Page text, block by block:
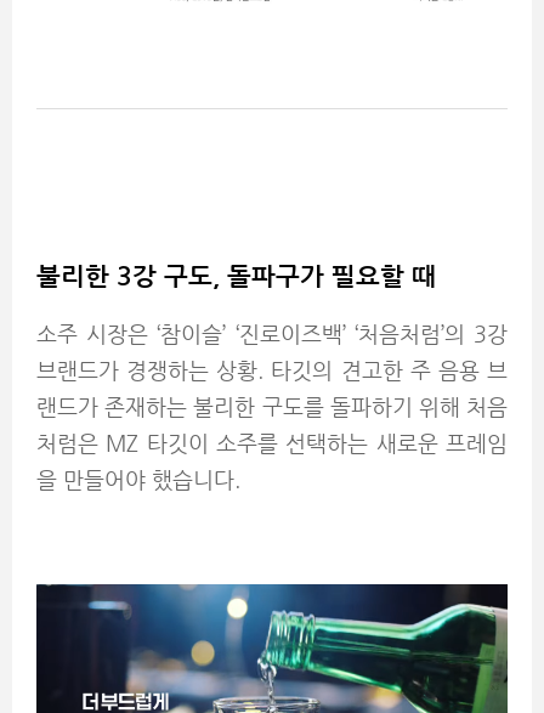
불리한 3강 구도, 돌파구가 필요할 때
소주 시장은 ‘참이슬’ ‘진로이즈백’ ‘처음처럼’의 3강
브랜드가 경쟁하는 상황. 타깃의 견고한 주 음용 브
랜드가 존재하는 불리한 구도를 돌파하기 위해 처음
처럼은 MZ 타깃이 소주를 선택하는 새로운 프레임
을 만들어야 했습니다.